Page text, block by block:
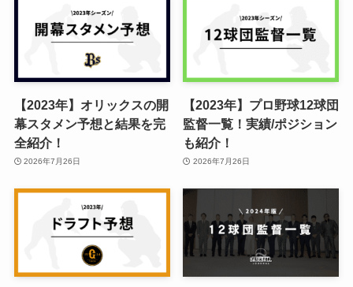
【2023年】オリックスの開
幕スタメン予想と結果を完
全紹介！
2026年7月26日
【2023年】プロ野球12球団
監督一覧！実績/ポジション
も紹介！
2026年7月26日